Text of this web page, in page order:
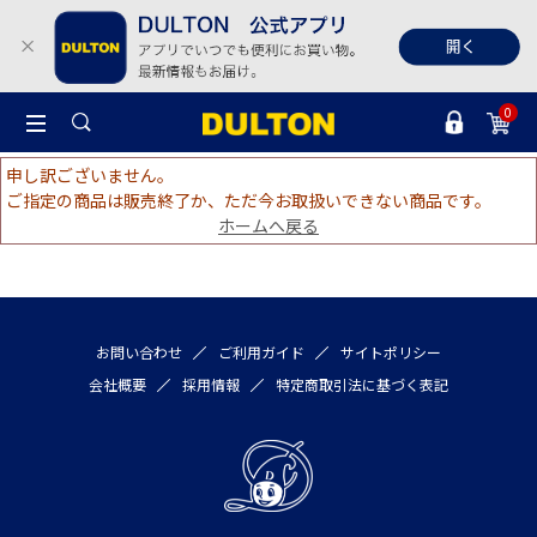
0
申し訳ございません。
ご指定の商品は販売終了か、ただ今お取扱いできない商品です。
ホームへ戻る
お問い合わせ ご利用ガイド
サイトポリシー
会社概要
採用情報 特定商取引法に基づく表記